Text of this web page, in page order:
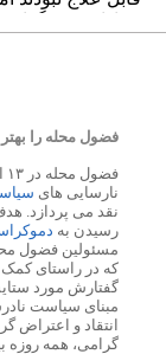
فضول محله را
نارسایی های
نقد می پردازد.
رسیدن به
مسئولین فضول
که در راستای
گفتارش مورد
مبنای سیاست
انتقاد و اعتراض
گرامی، همه روزه بیشتر از ۱۰،۰۰۰ نفر از این